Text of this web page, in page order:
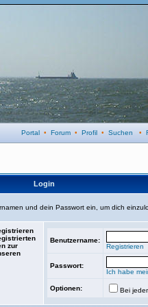
Portal • Forum • Profil • Suchen •
Login
und dein Passwort ein, um dich
zur
Benutzername:
Registrieren
Passwort:
Ich habe
Optionen: Bei